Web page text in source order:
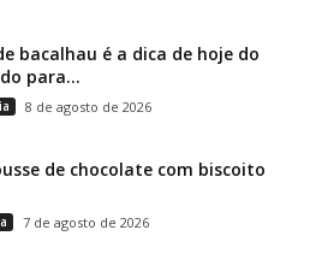
bacalhau é a dica de hoje do
para...
8 de agosto de 2026
de chocolate com biscoito
7 de agosto de 2026